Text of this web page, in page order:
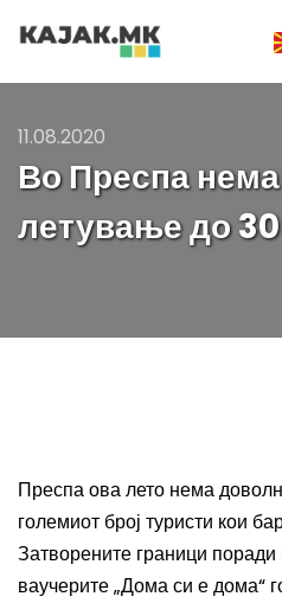
11.08.2020
Во Преспа
летување до 30
Преспа ова лето нема
големиот број туристи кои
Затворените граници поради
ваучерите „Дома си е дома“